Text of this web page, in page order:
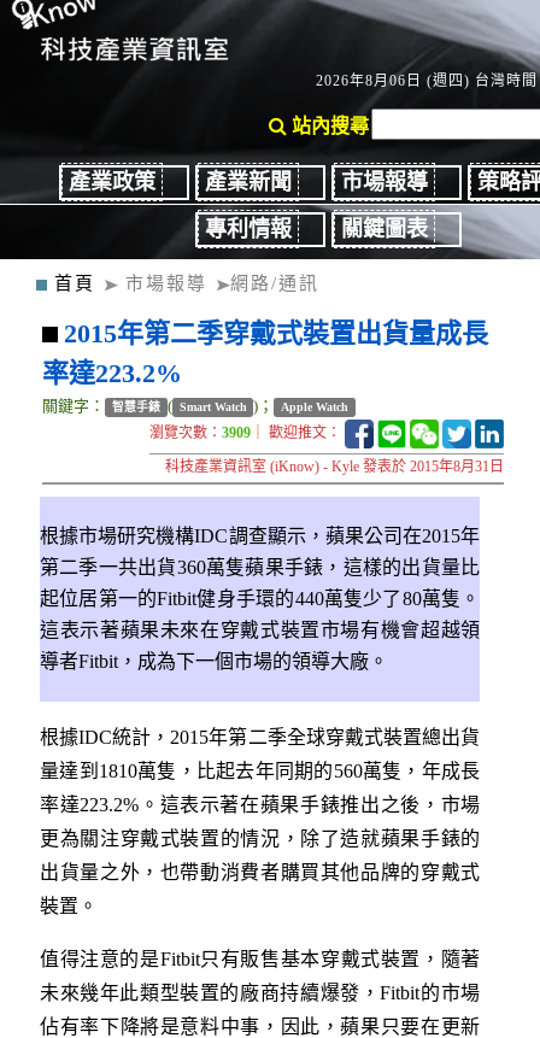
2026年8月06日 (週四) 台灣時間
站內搜尋
產業政策 產業新聞 市場報導
策略
專利情報
關鍵圖表
首頁 市場報導 網路/通訊
2015年第二季穿戴式裝置出貨量成長
率達223.2%
關鍵字： 智慧手錶 ( Smart Watch )； Apple Watch
瀏覽次數：3909 ｜ 歡迎推文：
科技產業資訊室 (iKnow) - Kyle 發表於 2015年8月31日
根據市場研究機構IDC調查顯示，蘋果公司在2015年
第二季一共出貨360萬隻蘋果手錶，這樣的出貨量比
起位居第一的Fitbit健身手環的440萬隻少了80萬隻。
這表示著蘋果未來在穿戴式裝置市場有機會超越領
導者Fitbit，成為下一個市場的領導大廠。
根據IDC統計，2015年第二季全球穿戴式裝置總出貨
量達到1810萬隻，比起去年同期的560萬隻，年成長
率達223.2%。這表示著在蘋果手錶推出之後，市場
更為關注穿戴式裝置的情況，除了造就蘋果手錶的
出貨量之外，也帶動消費者購買其他品牌的穿戴式
裝置。
值得注意的是Fitbit只有販售基本穿戴式裝置，隨著
未來幾年此類型裝置的廠商持續爆發，Fitbit的市場
佔有率下降將是意料中事，因此，蘋果只要在更新